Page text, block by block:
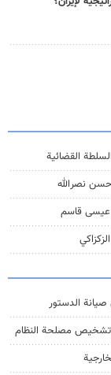
القضائیة
نصرالله
عيسى قاسم
الدستور
مصلحة النظام